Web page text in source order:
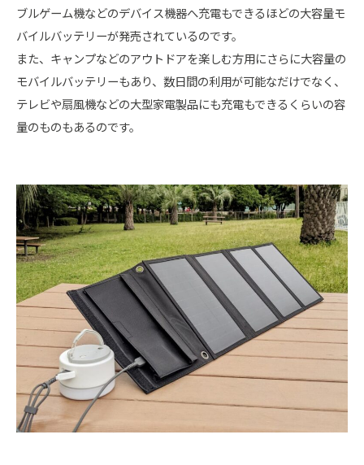
ブルゲーム機などのデバイス機器へ充電もできるほどの大容量モ
バイルバッテリーが発売されているのです。
また、キャンプなどのアウトドアを楽しむ方用にさらに大容量の
モバイルバッテリーもあり、数日間の利用が可能なだけでなく、
テレビや扇風機などの大型家電製品にも充電もできるくらいの容
量のものもあるのです。